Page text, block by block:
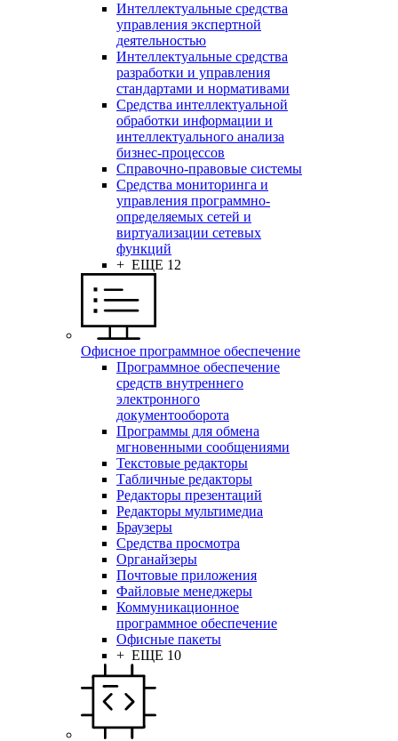
Интеллектуальные средства
управления экспертной
деятельностью
Интеллектуальные средства
разработки и управления
стандартами и нормативами
Средства интеллектуальной
обработки информации и
интеллектуального анализа
бизнес-процессов
Справочно-правовые системы
Средства мониторинга и
управления программно-
определяемых сетей и
виртуализации сетевых
функций
+ ЕЩЕ 12
Офисное программное обеспечение
Программное обеспечение
средств внутреннего
электронного
документооборота
Программы для обмена
мгновенными сообщениями
Текстовые редакторы
Табличные редакторы
Редакторы презентаций
Редакторы мультимедиа
Браузеры
Средства просмотра
Органайзеры
Почтовые приложения
Файловые менеджеры
Коммуникационное
программное обеспечение
Офисные пакеты
+ ЕЩЕ 10